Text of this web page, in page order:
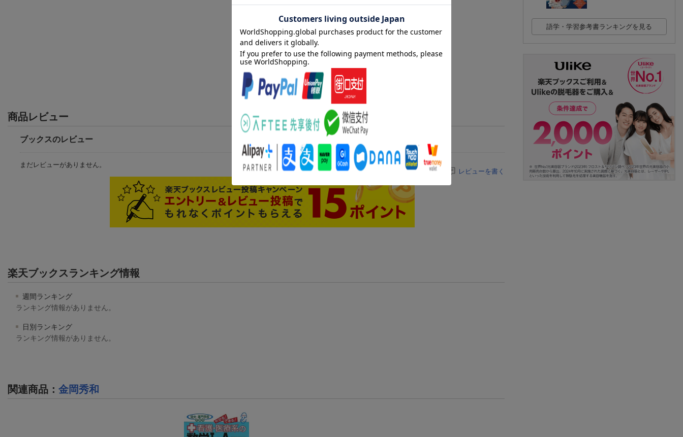
看護医療系の数学1＋
看護・医療系の願
書・面接
石関直子
商品レビュー
ブックスのレビュー
まだレビューがありません。
レビューを書く
楽天ブックスランキング情報
週間ランキング
ランキング情報がありません。
日別ランキング
ランキング情報がありません。
関連商品 ： 金岡秀和
語学・学習参考書ランキングを見る